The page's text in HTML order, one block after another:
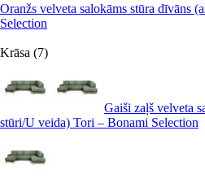
Oranžs velveta salokāms stūra dīvāns
Selection
Krāsa (7)
Gaiši zaļš velveta
stūri/U veida) Tori – Bonami Selection